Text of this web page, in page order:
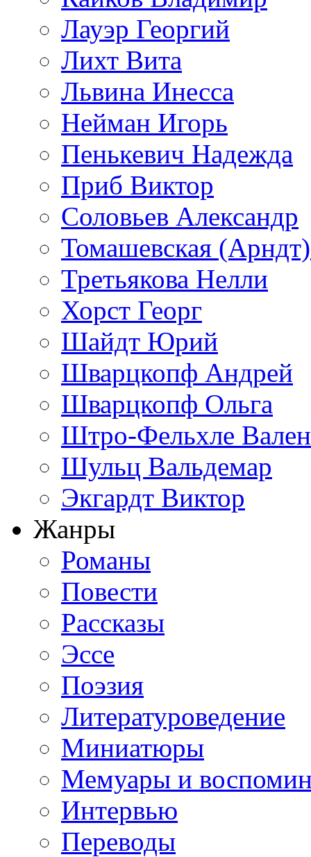
Лауэр Георгий
Лихт Вита
Львина Инесса
Нейман Игорь
Пенькевич Надежда
Приб Виктор
Соловьев Александр
Томашевская
Третьякова Нелли
Хорст Георг
Шайдт Юрий
Шварцкопф Андрей
Шварцкопф Ольга
Штро-Фельхле
Шульц Вальдемар
Экгардт Виктор
Жанры
Романы
Повести
Рассказы
Эссе
Поэзия
Литературоведение
Миниатюры
Мемуары и
Интервью
Переводы